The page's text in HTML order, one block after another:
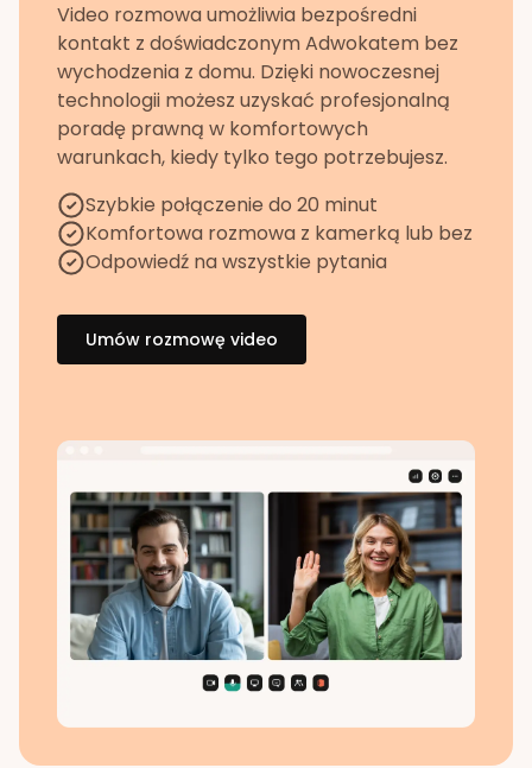
Video rozmowa umożliwia bezpośredni
kontakt z doświadczonym Adwokatem bez
wychodzenia z domu. Dzięki nowoczesnej
technologii możesz uzyskać profesjonalną
poradę prawną w komfortowych
warunkach, kiedy tylko tego potrzebujesz.
Szybkie połączenie do 20 minut
Komfortowa rozmowa z kamerką lub bez
Odpowiedź na wszystkie pytania
Umów rozmowę video